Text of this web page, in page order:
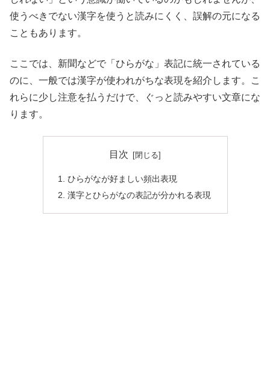
使うべきでない漢字を使うと読みにくく、誤解の元になる
こともあります。
ここでは、新聞などで「ひらがな」表記に統一されている
のに、一般では漢字が使われがちな表現を紹介します。こ
れらに少し注意を払うだけで、ぐっと読みやすい文章にな
ります。
目次
ひらがなが好ましい頻出表現
漢字とひらがなの表記が分かれる表現